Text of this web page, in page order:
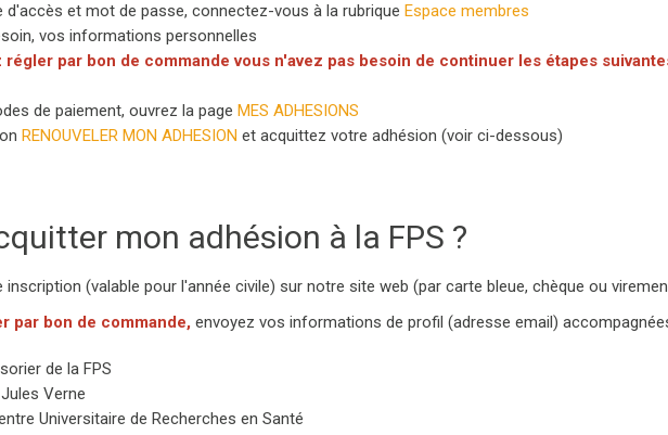
d'accès et mot de passe, connectez-vous à la rubrique Espace membres
vos informations personnelles
régler par bon de commande vous n'avez pas besoin de continuer les étapes
de paiement, ouvrez la page MES ADHESIONS
RENOUVELER MON ADHESION et acquittez votre adhésion (voir ci-dessous)
mon adhésion à la FPS ?
(valable pour l'année civile) sur notre site web (par carte bleue, chèque ou
par bon de commande, envoyez vos informations de profil (adresse email)
de la FPS
Verne
Universitaire de Recherches en Santé